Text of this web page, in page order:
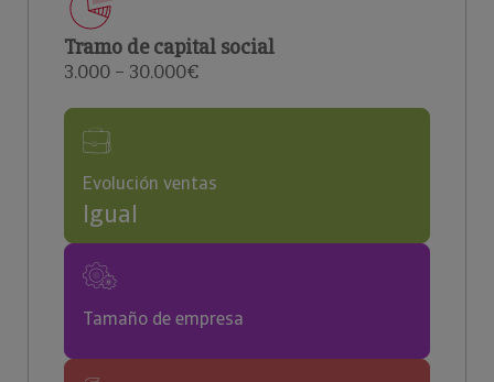
Tramo de capital social
3.000 – 30.000€
Evolución ventas
Igual
Tamaño de empresa